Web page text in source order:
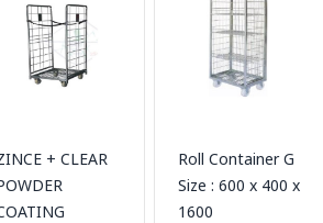
+ CLEAR
Roll Container G
Size : 600 x 400 x
1600